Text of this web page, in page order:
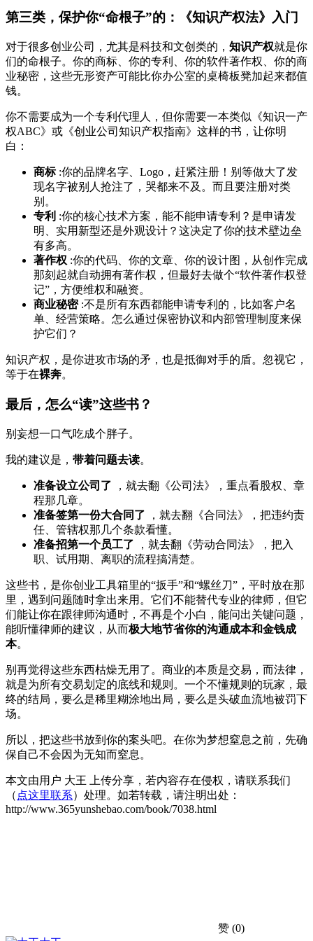
第三类，保护你“命根子”的：《知识产权法》入门
对于很多创业公司，尤其是科技和文创类的， 知识产权就是你
们的命根子。你的商标、你的专利、你的软件著作权、你的商
业秘密，这些无形资产可能比你办公室的桌椅板凳加起来都值
钱。
你不需要成为一个专利代理人，但你需要一本类似《知识一产
权ABC》或《创业公司知识产权指南》这样的书，让你明
白：
商标 :你的品牌名字、Logo，赶紧注册！别等做大了发
现名字被别人抢注了，哭都来不及。而且要注册对类
别。
专利 :你的核心技术方案，能不能申请专利？是申请发
明、实用新型还是外观设计？这决定了你的技术壁边垒
有多高。
著作权 :你的代码、你的文章、你的设计图，从创作完成
那刻起就自动拥有著作权，但最好去做个“软件著作权登
记”，方便维权和融资。
商业秘密 :不是所有东西都能申请专利的，比如客户名
单、经营策略。怎么通过保密协议和内部管理制度来保
护它们？
知识产权，是你进攻市场的矛，也是抵御对手的盾。忽视它，
等于在裸奔。
最后，怎么“读”这些书？
别妄想一口气吃成个胖子。
我的建议是， 带着问题去读。
准备设立公司了
，就去翻《公司法》，重点看股权、章
程那几章。
准备签第一份大合同了
，就去翻《合同法》，把违约责
任、管辖权那几个条款看懂。
准备招第一个员工了
，就去翻《劳动合同法》，把入
职、试用期、离职的流程搞清楚。
这些书，是你创业工具箱里的“扳手”和“螺丝刀”，平时放在那
里，遇到问题随时拿出来用。它们不能替代专业的律师，但它
们能让你在跟律师沟通时，不再是个小白，能问出关键问题，
能听懂律师的建议，从而极大地节省你的沟通成本和金钱成
本。
别再觉得这些东西枯燥无用了。商业的本质是交易，而法律，
就是为所有交易划定的底线和规则。一个不懂规则的玩家，最
终的结局，要么是稀里糊涂地出局，要么是头破血流地被罚下
场。
所以，把这些书放到你的案头吧。在你为梦想窒息之前，先确
保自己不会因为无知而窒息。
本文由用户 大王 上传分享，若内容存在侵权，请联系我们
（ 点这里联系）处理。如若转载，请注明出处：
http://www.365yunshebao.com/book/7038.html
赞 (0)